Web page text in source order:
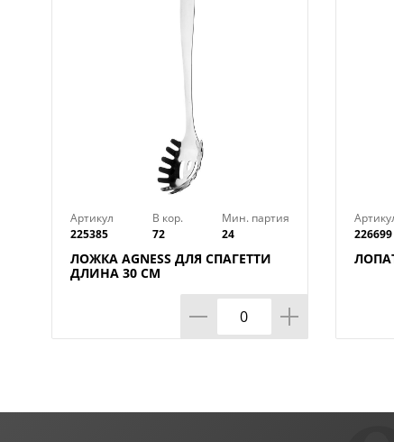
Артикул
225385
В кор.
72
Мин. партия
24
ЛОЖКА AGNESS ДЛЯ СПАГЕТТИ
ДЛИНА 30 СМ
226699